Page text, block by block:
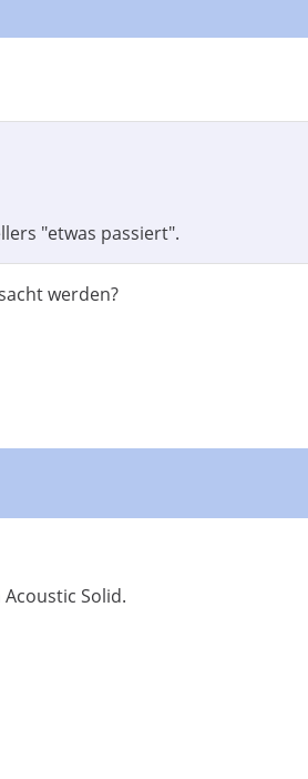
"etwas passiert".
werden?
Solid.